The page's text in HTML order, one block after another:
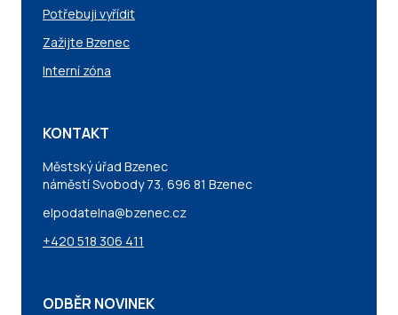
Potřebuji vyřídit
Zažijte Bzenec
Interní zóna
KONTAKT
Městský úřad Bzenec
náměstí Svobody 73, 696 81 Bzenec
elpodatelna@bzenec.cz
+420 518 306 411
ODBĚR NOVINEK